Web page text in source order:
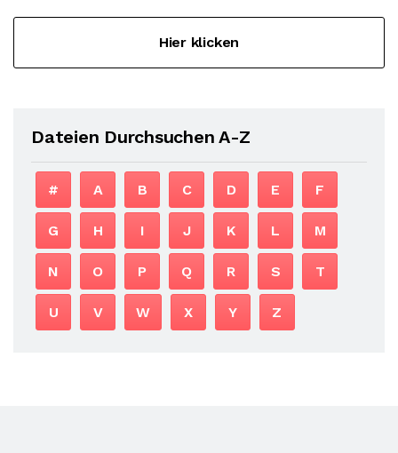
Hier klicken
Dateien Durchsuchen A-Z
# A B C D E F
G H I J K L M
N O P Q R S T
U V W X Y Z